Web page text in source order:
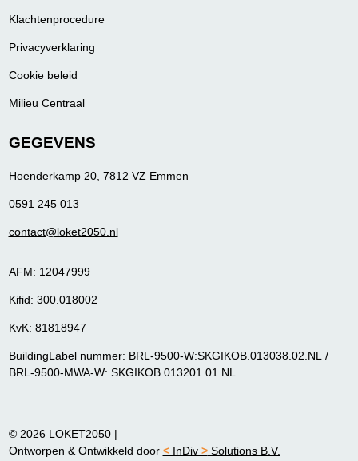
Klachtenprocedure
Privacyverklaring
Cookie beleid
Milieu Centraal
GEGEVENS
Hoenderkamp 20, 7812 VZ Emmen
0591 245 013
contact@loket2050.nl
AFM: 12047999
Kifid: 300.018002
KvK: 81818947
BuildingLabel nummer: BRL-9500-W:SKGIKOB.013038.02.NL /
BRL-9500-MWA-W: SKGIKOB.013201.01.NL
© 2026 LOKET2050|
Ontworpen & Ontwikkeld door <InDiv >Solutions B.V.